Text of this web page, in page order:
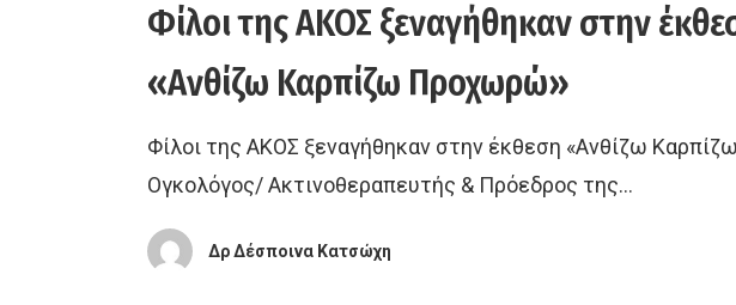
Φίλοι της ΑΚΟΣ ξεναγήθηκαν στην
«Ανθίζω Καρπίζω Προχωρώ»
Φίλοι της ΑΚΟΣ ξεναγήθηκαν στην έκθεση «Ανθίζω
Ογκολόγος/ Ακτινοθεραπευτής & Πρόεδρος της…
Δρ Δέσποινα Κατσώχη